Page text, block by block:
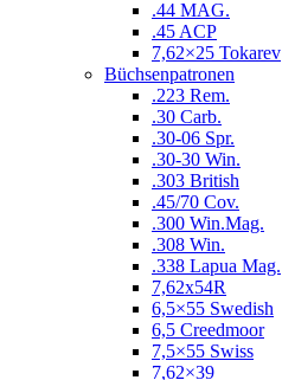
.44 MAG.
.45 ACP
7,62×25 Tokarev
Büchsenpatronen
.223 Rem.
.30 Carb.
.30-06 Spr.
.30-30 Win.
.303 British
.45/70 Cov.
.300 Win.Mag.
.308 Win.
.338 Lapua Mag.
7,62x54R
6,5×55 Swedish
6,5 Creedmoor
7,5×55 Swiss
7,62×39